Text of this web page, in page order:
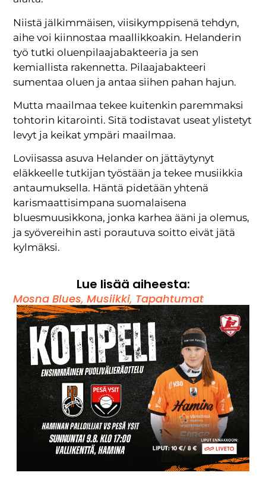
Niistä jälkimmäisen, viisikymppisenä tehdyn,
aihe voi kiinnostaa maallikkoakin. Helanderin
työ tutki oluenpilaajabakteeria ja sen
kemiallista rakennetta. Pilaajabakteeri
sumentaa oluen ja antaa siihen pahan hajun.
Mutta maailmaa tekee kuitenkin paremmaksi
tohtorin kitarointi. Sitä todistavat useat ylistetyt
levyt ja keikat ympäri maailmaa.
Loviisassa asuva Helander on jättäytynyt
eläkkeelle tutkijan työstään ja tekee musiikkia
antaumuksella. Häntä pidetään yhtenä
karismaattisimpana suomalaisena
bluesmuusikkona, jonka karhea ääni ja olemus,
ja syövereihin asti porautuva soitto eivät jätä
kylmäksi.
Lue lisää aiheesta:
Mosna Blues,Musiikki, Tapahtumat